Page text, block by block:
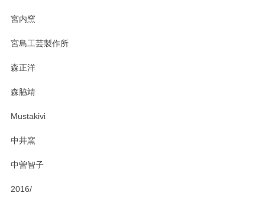
おかけしました。 ありがとうございます。
宮内窯
宮島工芸製作所
森正洋
森脇靖
Mustakivi
中井窯
中曽智子
2016/